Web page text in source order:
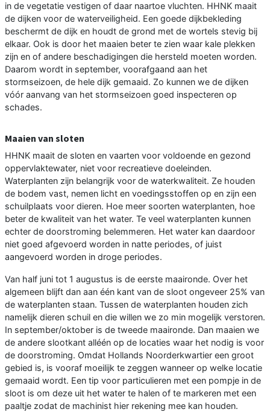
in de vegetatie vestigen of daar naartoe vluchten. HHNK maait
de dijken voor de waterveiligheid. Een goede dijkbekleding
beschermt de dijk en houdt de grond met de wortels stevig bij
elkaar. Ook is door het maaien beter te zien waar kale plekken
zijn en of andere beschadigingen die hersteld moeten worden.
Daarom wordt in september, voorafgaand aan het
stormseizoen, de hele dijk gemaaid. Zo kunnen we de dijken
vóór aanvang van het stormseizoen goed inspecteren op
schades.
Maaien van sloten
HHNK maait de sloten en vaarten voor voldoende en gezond
oppervlaktewater, niet voor recreatieve doeleinden.
Waterplanten zijn belangrijk voor de waterkwaliteit. Ze houden
de bodem vast, nemen licht en voedingsstoffen op en zijn een
schuilplaats voor dieren. Hoe meer soorten waterplanten, hoe
beter de kwaliteit van het water. Te veel waterplanten kunnen
echter de doorstroming belemmeren. Het water kan daardoor
niet goed afgevoerd worden in natte periodes, of juist
aangevoerd worden in droge periodes.
Van half juni tot 1 augustus is de eerste maaironde. Over het
algemeen blijft dan aan één kant van de sloot ongeveer 25% van
de waterplanten staan. Tussen de waterplanten houden zich
namelijk dieren schuil en die willen we zo min mogelijk verstoren.
In september/oktober is de tweede maaironde. Dan maaien we
de andere slootkant alléén op de locaties waar het nodig is voor
de doorstroming. Omdat Hollands Noorderkwartier een groot
gebied is, is vooraf moeilijk te zeggen wanneer op welke locatie
gemaaid wordt. Een tip voor particulieren met een pompje in de
sloot is om deze uit het water te halen of te markeren met een
paaltje zodat de machinist hier rekening mee kan houden.